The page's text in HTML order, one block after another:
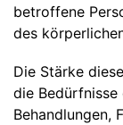
betroffene
des
Die Stärke
die Bedürfnisse
Behandlungen,